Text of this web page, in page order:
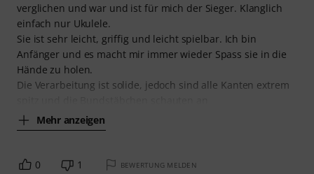
verglichen und war und ist für mich der Sieger. Klanglich
einfach nur Ukulele.
Sie ist sehr leicht, griffig und leicht spielbar. Ich bin
Anfänger und es macht mir immer wieder Spass sie in die
Hände zu holen.
Die Verarbeitung ist solide, jedoch sind alle Kanten extrem
Mehr anzeigen
0 1 BEWERTUNG MELDEN